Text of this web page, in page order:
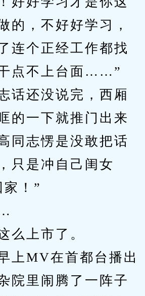
的，不好好学习，
连个正经工作都找
点不上台面……”
还没说完，西厢
的一下就推门出来
同志愣是没敢把话
只是冲自己闺女
！”
上市了。
MV在首都台播出
院里闹腾了一阵子